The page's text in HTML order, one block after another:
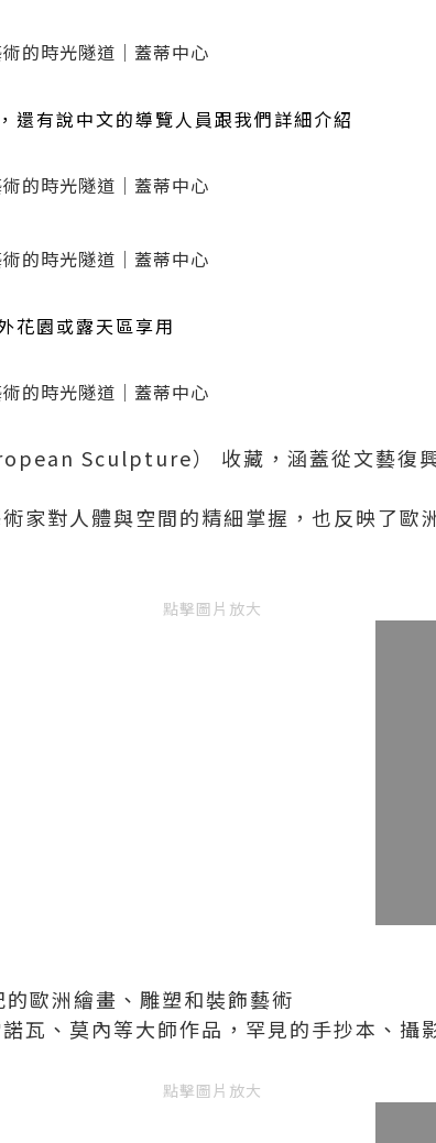
還有說中文的導覽人員跟我們詳細介紹
花園或露天區享用
Sculpture） 收藏，涵蓋從文藝復
家對人體與空間的精細掌握，也反映了歐
點擊圖片放大
歐洲繪畫、雕塑和裝飾藝術
瓦、莫內等大師作品，罕見的手抄本、攝
點擊圖片放大